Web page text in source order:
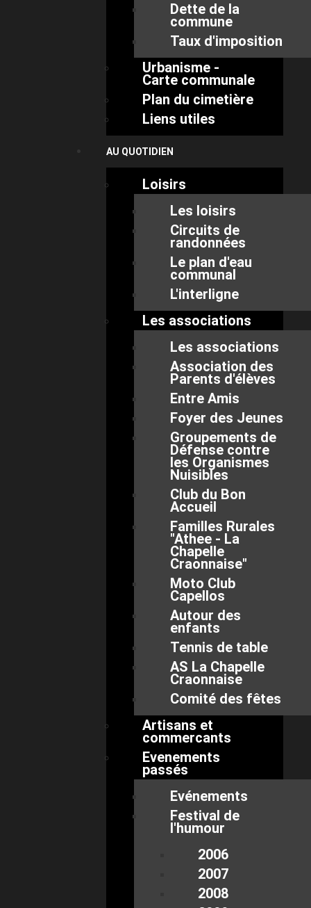
Dette de la
commune
Taux d'imposition
Urbanisme -
Carte communale
Plan du cimetière
Liens utiles
AU QUOTIDIEN
Loisirs
Les loisirs
Circuits de
randonnées
Le plan d'eau
communal
L'interligne
Les associations
Les associations
Association des
Parents d'élèves
Entre Amis
Foyer des Jeunes
Groupements de
Défense contre
les Organismes
Nuisibles
Club du Bon
Accueil
Familles Rurales
"Athee - La
Chapelle
Craonnaise"
Moto Club
Capellos
Autour des
enfants
Tennis de table
AS La Chapelle
Craonnaise
Comité des fêtes
Artisans et
commercants
Evenements
passés
Evénements
Festival de
l'humour
2006
2007
2008